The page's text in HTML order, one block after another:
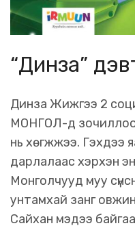
“Динза”
Динза Жижгээ 2
МОНГОЛ-д зочиллоо.
нь хөгжжээ. Гэхдээ
дарлалаас хэрхэн
Монголчууд муу
унтамхай занг
Сайхан мэдээ